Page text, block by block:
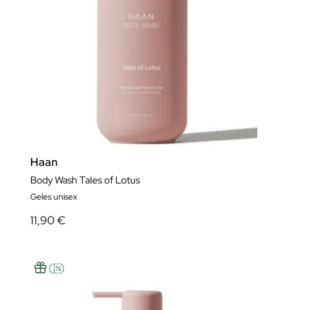
Haan
Body Wash Tales of Lotus
Geles unisex
11,90 €